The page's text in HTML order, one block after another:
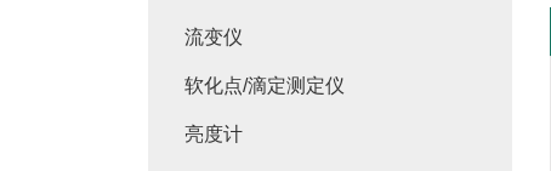
流变仪
软化点/滴定测定仪
亮度计